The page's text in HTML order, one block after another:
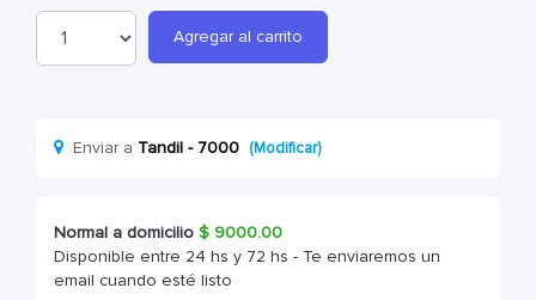
Agregar al carrito
Enviar a Tandil - 7000 (Modificar)
Normal a domicilio $ 9000.00
Disponible entre 24 hs y 72 hs - Te enviaremos un
email cuando esté listo